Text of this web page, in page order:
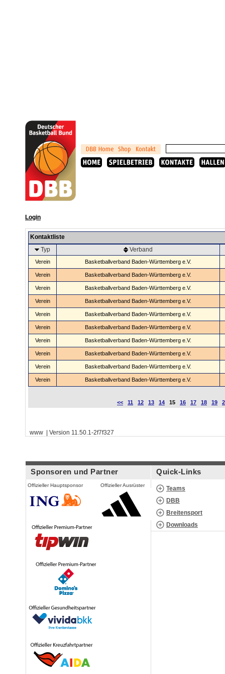
Login
Kontaktliste
Typ
Verband
Verein Basketballverband Baden-Württemberg e.V.
Verein Basketballverband Baden-Württemberg e.V.
Verein Basketballverband Baden-Württemberg e.V.
Verein Basketballverband Baden-Württemberg e.V.
Verein Basketballverband Baden-Württemberg e.V.
Verein Basketballverband Baden-Württemberg e.V.
Verein Basketballverband Baden-Württemberg e.V.
Verein Basketballverband Baden-Württemberg e.V.
Verein Basketballverband Baden-Württemberg e.V.
Verein Basketballverband Baden-Württemberg e.V.
<< 11 12 13 14 15 16 17 18 19
www | Version 11.50.1-2f7f327
Sponsoren und Partner
Offizieller Hauptsponsor Offizieller Ausrüster
Quick-Links
Teams
DBB
Breitensport
Downloads